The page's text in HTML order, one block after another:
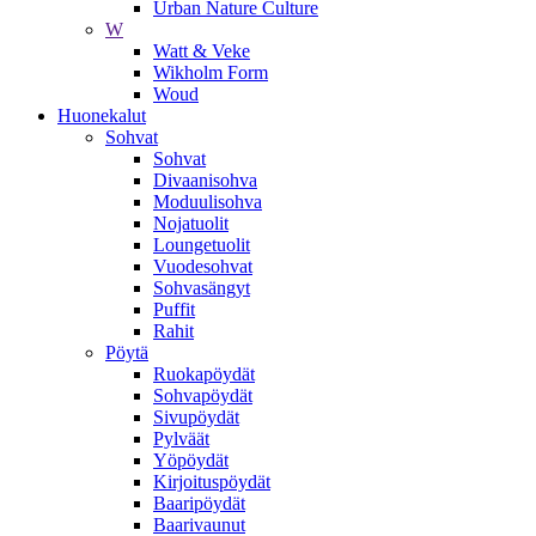
Urban Nature Culture
W
Watt & Veke
Wikholm Form
Woud
Huonekalut
Sohvat
Sohvat
Divaanisohva
Moduulisohva
Nojatuolit
Loungetuolit
Vuodesohvat
Sohvasängyt
Puffit
Rahit
Pöytä
Ruokapöydät
Sohvapöydät
Sivupöydät
Pylväät
Yöpöydät
Kirjoituspöydät
Baaripöydät
Baarivaunut